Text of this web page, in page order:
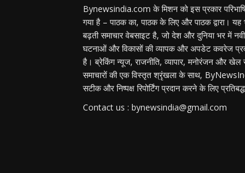
Bynewsindia.com के मिशन को इस प्रकार
गया है – पाठक का, पाठक के लिए और पाठक द्वारा। यह
बढ़ती समाचार वेबसाइट है, जो देश और दुनिया भर में
घटनाओं और विकासों की व्यापक और अपडेट कवरेज
है। ब्रेकिंग न्यूज, राजनीति, व्यापार, मनोरंजन और खेल
समाचारों की एक विस्तृत श्रृंखला के साथ,
सटीक और निष्पक्ष रिपोर्टिंग प्रदान करने के लिए
Contact us : bynewsindia@gmail.com